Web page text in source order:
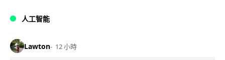
人工智能
Lawton 12 小時